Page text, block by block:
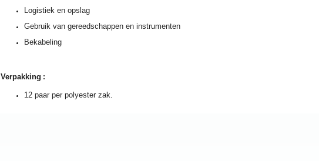
Logistiek en opslag
Gebruik van gereedschappen en instrumenten
Bekabeling
Verpakking :
12 paar per polyester zak.